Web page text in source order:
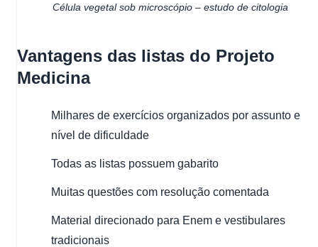
Célula vegetal sob microscópio – estudo de citologia
Vantagens das listas do Projeto
Medicina
Milhares de exercícios organizados por assunto e
nível de dificuldade
Todas as listas possuem gabarito
Muitas questões com resolução comentada
Material direcionado para Enem e vestibulares
tradicionais